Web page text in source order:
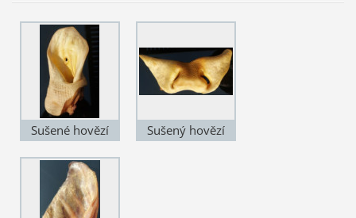
Sušené hovězí
Sušený hovězí